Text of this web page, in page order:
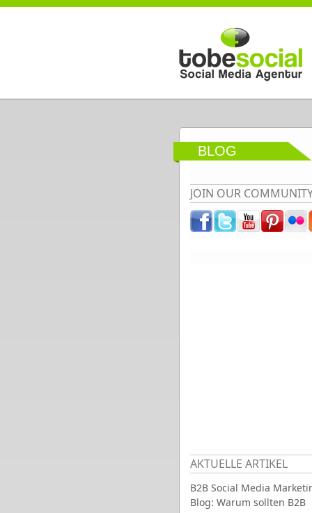
Direkt zum Inhalt
BLOG
JOIN OUR
AKTUELLE ARTIKEL
B2B Social Media
Blog: Warum sollten B2B